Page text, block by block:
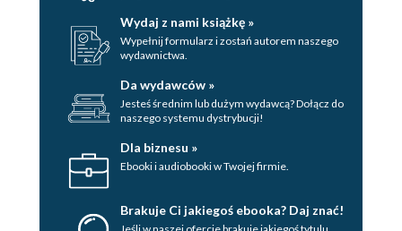
Wydaj z nami książkę »
Wypełnij formularz i zostań autorem naszego
wydawnictwa.
Da wydawców »
Jesteś średnim lub dużym wydawcą? Dołącz do
naszego systemu dystrybucji!
Dla biznesu »
Ebooki i audiobooki w Twojej firmie.
Brakuje Ci jakiegoś ebooka? Daj znać!